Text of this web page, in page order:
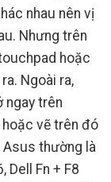
nhau nên vị
Nhưng trên
hoặc
Ngoài ra,
ngay trên
vẽ trên đó
Asus thường là
Dell Fn + F8